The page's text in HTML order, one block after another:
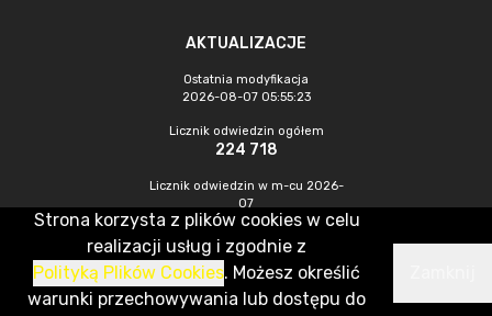
AKTUALIZACJE
Ostatnia modyfikacja
2026-08-07 05:55:23
Licznik odwiedzin ogółem
224 718
Licznik odwiedzin w m-cu 2026-
07
871
CMS & Hosting: Nefeni Sp. z o.o.
Strona korzysta z plików cookies w celu
realizacji usług i zgodnie z
Polityką Plików Cookies. Możesz określić
warunki przechowywania lub dostępu do